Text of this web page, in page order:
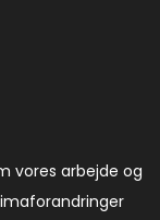
vores arbejde og